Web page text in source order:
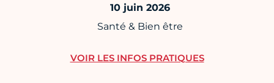
10 juin 2026
Santé & Bien être
VOIR LES INFOS PRATIQUES